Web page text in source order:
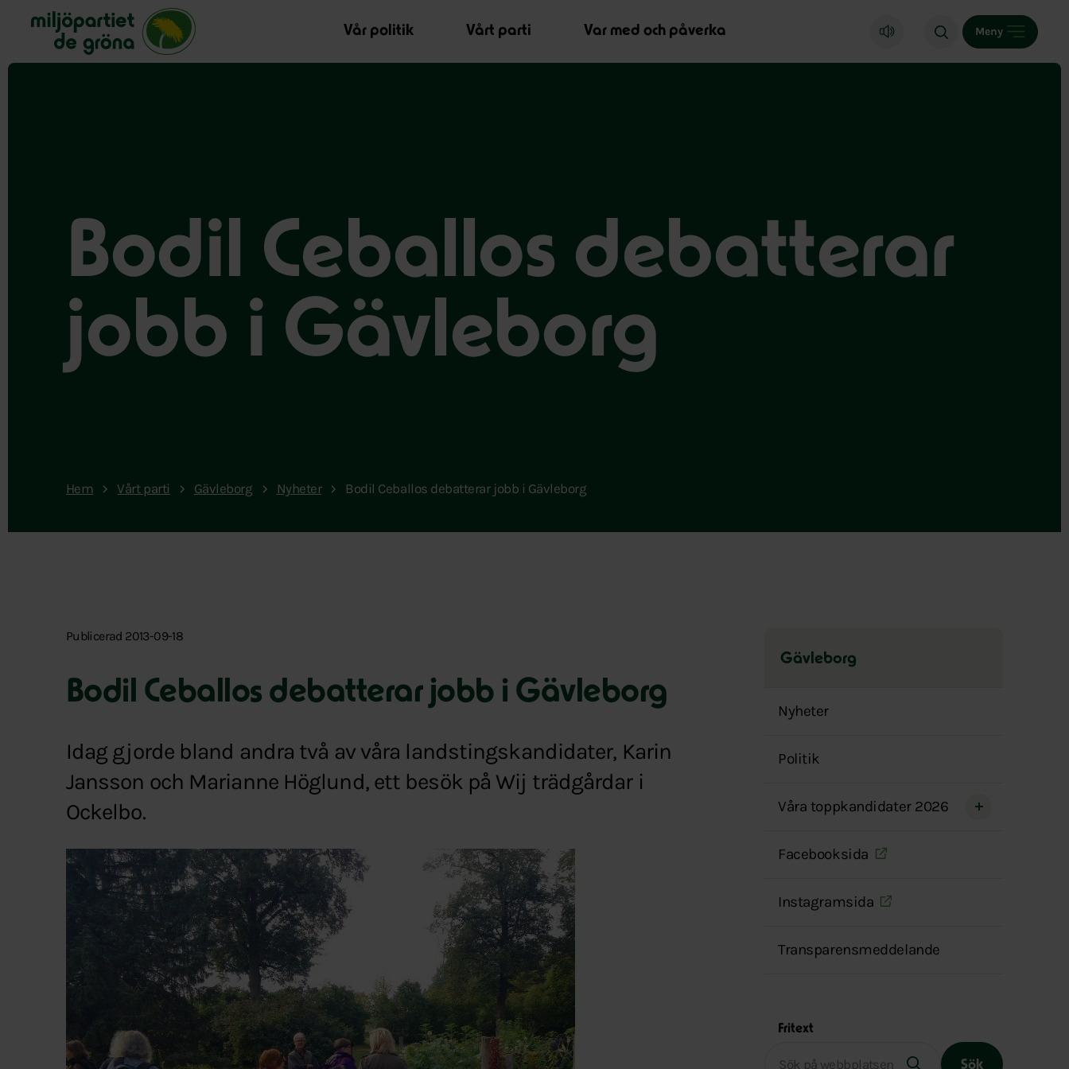
Miljöpartiet de gröna, startsida
Vår politik
Vårt parti Var med och påverka Meny
Bodil Ceballos debatterar
jobb i Gävleborg
Hem Vårt parti Gävleborg Nyheter Bodil Ceballos debatterar jobb i Gävleborg
Publicerad 2013-09-18
Bodil Ceballos debatterar jobb i Gävleborg
Idag gjorde bland andra två av våra landstingskandidater, Karin
Jansson och Marianne Höglund, ett besök på Wij trädgårdar i
Ockelbo.
Gävleborg
över
menyn
Nyheter
Politik
Våra toppkandidater 2026
Facebooksida
Instagramsida
Transparensmeddelande
Fritext
Sök